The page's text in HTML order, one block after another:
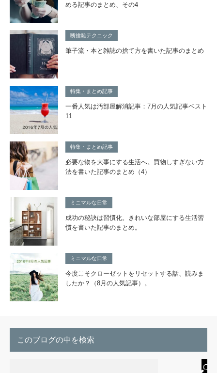
める記事のまとめ、その4
断捨離テクニック
筆子流・本と雑誌の捨て方を書いた記事のまとめ
特集・まとめ記事
一番人気は汚部屋解消記事：7月の人気記事ベスト
11
特集・まとめ記事
必要な物を大事にする生活へ。買物しすぎない方
法を書いた記事のまとめ（4）
ミニマルな日常
成功の秘訣は習慣化。きれいな部屋にする生活習
慣を書いた記事のまとめ。
ミニマルな日常
今度こそクローゼットをリセットする話、読みま
したか？（8月の人気記事）。
このブログの中を検索